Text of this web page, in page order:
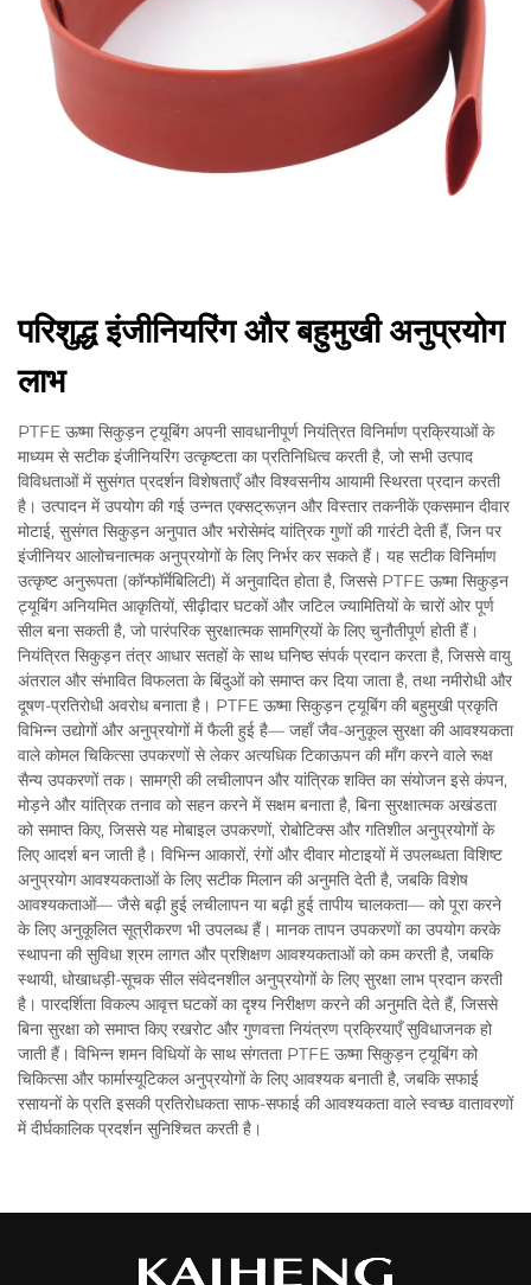
परिशुद्ध इंजीनियरिंग और बहुमुखी अनुप्रयोग
लाभ
PTFE ऊष्मा सिकुड़न ट्यूबिंग अपनी सावधानीपूर्ण नियंत्रित विनिर्माण प्रक्रियाओं के
माध्यम से सटीक इंजीनियरिंग उत्कृष्टता का प्रतिनिधित्व करती है, जो सभी उत्पाद
विविधताओं में सुसंगत प्रदर्शन विशेषताएँ और विश्वसनीय आयामी स्थिरता प्रदान करती
है। उत्पादन में उपयोग की गई उन्नत एक्सट्रूज़न और विस्तार तकनीकें एकसमान दीवार
मोटाई, सुसंगत सिकुड़न अनुपात और भरोसेमंद यांत्रिक गुणों की गारंटी देती हैं, जिन पर
इंजीनियर आलोचनात्मक अनुप्रयोगों के लिए निर्भर कर सकते हैं। यह सटीक विनिर्माण
उत्कृष्ट अनुरूपता (कॉन्फॉर्मेबिलिटी) में अनुवादित होता है, जिससे PTFE ऊष्मा सिकुड़न
ट्यूबिंग अनियमित आकृतियों, सीढ़ीदार घटकों और जटिल ज्यामितियों के चारों ओर पूर्ण
सील बना सकती है, जो पारंपरिक सुरक्षात्मक सामग्रियों के लिए चुनौतीपूर्ण होती हैं।
नियंत्रित सिकुड़न तंत्र आधार सतहों के साथ घनिष्ठ संपर्क प्रदान करता है, जिससे वायु
अंतराल और संभावित विफलता के बिंदुओं को समाप्त कर दिया जाता है, तथा नमीरोधी और
दूषण-प्रतिरोधी अवरोध बनाता है। PTFE ऊष्मा सिकुड़न ट्यूबिंग की बहुमुखी प्रकृति
विभिन्न उद्योगों और अनुप्रयोगों में फैली हुई है— जहाँ जैव-अनुकूल सुरक्षा की आवश्यकता
वाले कोमल चिकित्सा उपकरणों से लेकर अत्यधिक टिकाऊपन की माँग करने वाले रूक्ष
सैन्य उपकरणों तक। सामग्री की लचीलापन और यांत्रिक शक्ति का संयोजन इसे कंपन,
मोड़ने और यांत्रिक तनाव को सहन करने में सक्षम बनाता है, बिना सुरक्षात्मक अखंडता
को समाप्त किए, जिससे यह मोबाइल उपकरणों, रोबोटिक्स और गतिशील अनुप्रयोगों के
लिए आदर्श बन जाती है। विभिन्न आकारों, रंगों और दीवार मोटाइयों में उपलब्धता विशिष्ट
अनुप्रयोग आवश्यकताओं के लिए सटीक मिलान की अनुमति देती है, जबकि विशेष
आवश्यकताओं— जैसे बढ़ी हुई लचीलापन या बढ़ी हुई तापीय चालकता— को पूरा करने
के लिए अनुकूलित सूत्रीकरण भी उपलब्ध हैं। मानक तापन उपकरणों का उपयोग करके
स्थापना की सुविधा श्रम लागत और प्रशिक्षण आवश्यकताओं को कम करती है, जबकि
स्थायी, धोखाधड़ी-सूचक सील संवेदनशील अनुप्रयोगों के लिए सुरक्षा लाभ प्रदान करती
है। पारदर्शिता विकल्प आवृत्त घटकों का दृश्य निरीक्षण करने की अनुमति देते हैं, जिससे
बिना सुरक्षा को समाप्त किए रखरोट और गुणवत्ता नियंत्रण प्रक्रियाएँ सुविधाजनक हो
जाती हैं। विभिन्न शमन विधियों के साथ संगतता PTFE ऊष्मा सिकुड़न ट्यूबिंग को
चिकित्सा और फार्मास्यूटिकल अनुप्रयोगों के लिए आवश्यक बनाती है, जबकि सफाई
रसायनों के प्रति इसकी प्रतिरोधकता साफ-सफाई की आवश्यकता वाले स्वच्छ वातावरणों
में दीर्घकालिक प्रदर्शन सुनिश्चित करती है।